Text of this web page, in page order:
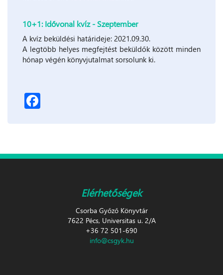
10+1: Idővonal kvíz - Szeptember
A kvíz beküldési határideje: 2021.09.30.
A legtöbb helyes megfejtést beküldők között minden
hónap végén könyvjutalmat sorsolunk ki.
Elérhetőségek
Csorba Győző Könyvtár
7622 Pécs, Universitas u. 2/A
+36 72 501-690
info@csgyk.hu